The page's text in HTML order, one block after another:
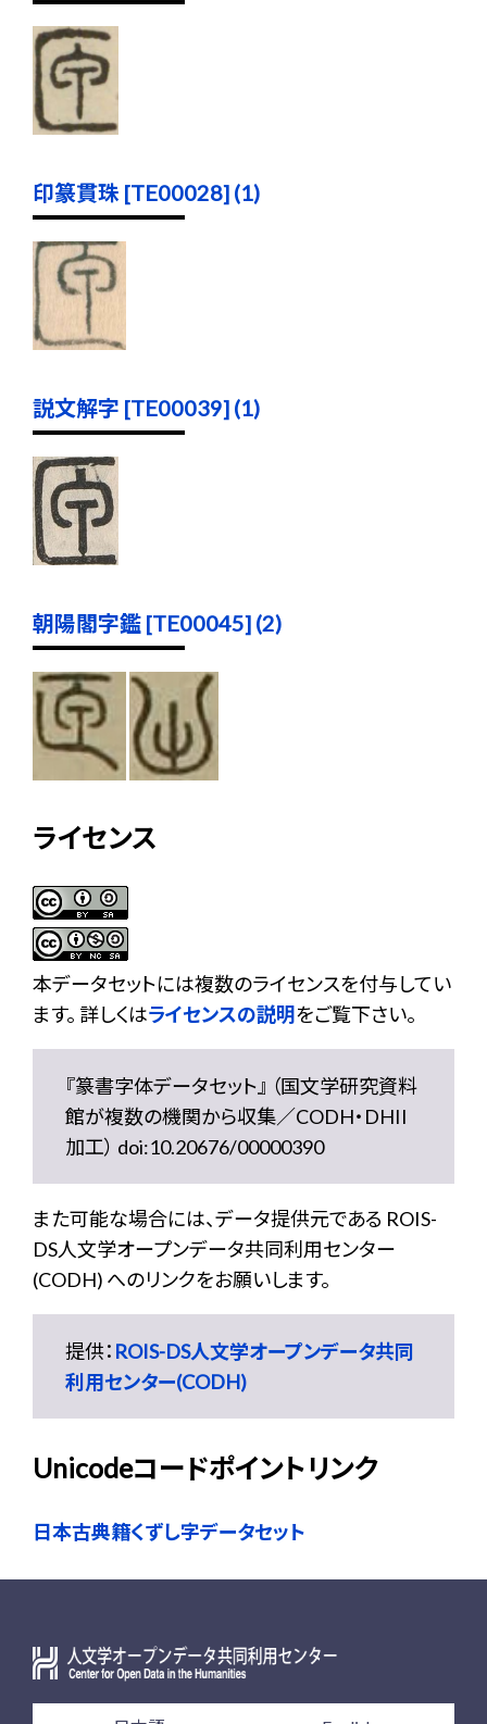
印篆貫珠 [TE00028] (1)
説文解字 [TE00039] (1)
朝陽閣字鑑 [TE00045] (2)
ライセンス
本データセットには複数のライセンスを付与してい
ます。 詳しくはライセンスの説明をご覧下さい。
『篆書字体データセット』 （国文学研究資料
館が複数の機関から収集／CODH・DHII
加工） doi:10.20676/00000390
また可能な場合には、データ提供元である ROIS-
DS人文学オープンデータ共同利用センター
(CODH) へのリンクをお願いします。
提供： ROIS-DS人文学オープンデータ共同
利用センター(CODH)
Unicodeコードポイントリンク
日本古典籍くずし字データセット